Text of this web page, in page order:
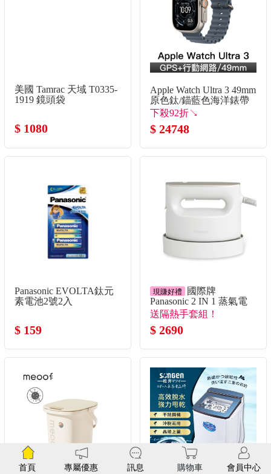
美國 Tamrac 天域 T0335-
1919 鏡頭袋
$ 1080
Apple Watch Ultra 3 49mm
原色鈦/錨藍色海洋錶帶
下殺92折↘
$ 24748
Panasonic EVOLTA鈦元
素電池2號2入
$ 159
現賺好禮
國際牌
Panasonic 2 IN 1 蒸氣電
熨斗(米白色)
送隔熱手套組！
$ 2690
首頁 專屬優惠 訊息 購物車 會員中心